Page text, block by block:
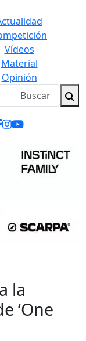
Vídeos
Material
Opinión
la
‘One